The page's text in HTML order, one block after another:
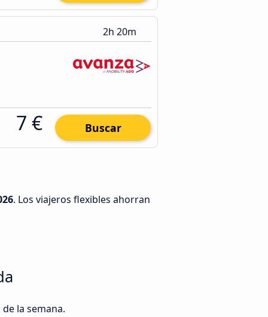
2h 20m
7 € Buscar
. Los viajeros flexibles ahorran
la semana.